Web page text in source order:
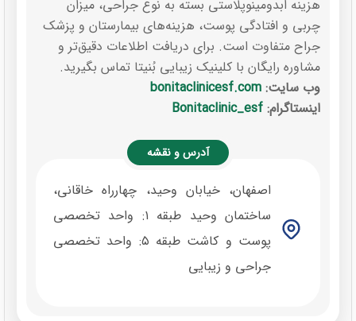
هزینه ابدومینوپلاستی بسته به نوع جراحی، میزان
چربی و افتادگی پوست، هزینه‌های بیمارستان و پزشک
جراح متفاوت است. برای دریافت اطلاعات دقیق‌تر و
مشاوره رایگان با کلینیک زیبایی بُنیتا تماس بگیرید.
وب سایت: bonitaclinicesf.com
اینستاگرام: Bonitaclinic_esf
آدرس و نقشه
اصفهان، خیابان وحید، چهارراه خاقانی،
ساختمان وحید طبقه ۱: واحد تخصصی
پوست و کاشت طبقه ۵: واحد تخصصی
جراحی و زیبایی